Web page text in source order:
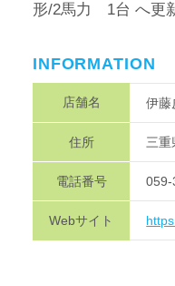
形/2馬力 1台 へ更
INFORMATION
店舗名 伊藤
住所 三重
電話番号 059-
Webサイト